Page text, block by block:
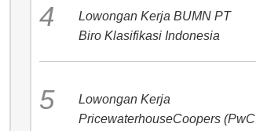
Lowongan Kerja BUMN PT
Biro Klasifikasi Indonesia
Lowongan Kerja
PricewaterhouseCoopers (PwC